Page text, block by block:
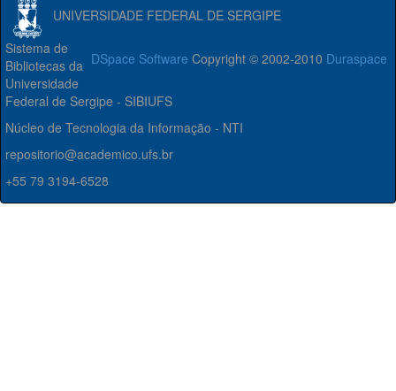
UNIVERSIDADE FEDERAL DE SERGIPE
DSpace Software Copyright © 2002-2010 Duraspace
Sistema de
Bibliotecas da
Universidade
Federal de Sergipe - SIBIUFS
Núcleo de Tecnologia da Informação - NTI
repositorio@academico.ufs.br
+55 79 3194-6528